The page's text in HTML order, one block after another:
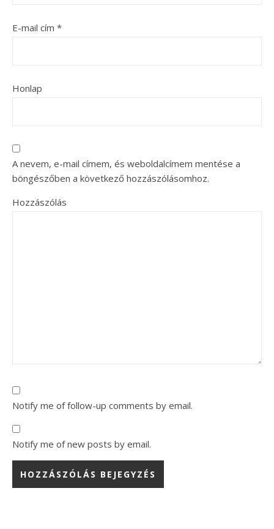
E-mail cím *
Honlap
A nevem, e-mail címem, és weboldalcímem mentése a
böngészőben a következő hozzászólásomhoz.
Hozzászólás
Notify me of follow-up comments by email.
Notify me of new posts by email.